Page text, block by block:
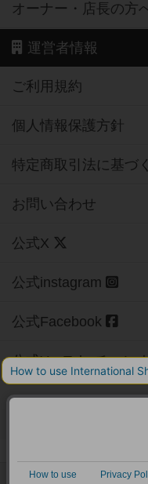
オーナー・店長の方
運営者情報
ご利用規約
個人情報保護方針
特定商取引法に基づ
お問い合わせ
公式X
公式instagram
公式Facebook
公式YouTubeチャン